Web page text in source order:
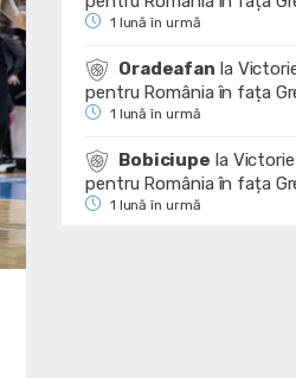
1 lună în urmă
Oradeafan la
pentru România în fața
1 lună în urmă
Bobiciupe la
pentru România în fața
1 lună în urmă